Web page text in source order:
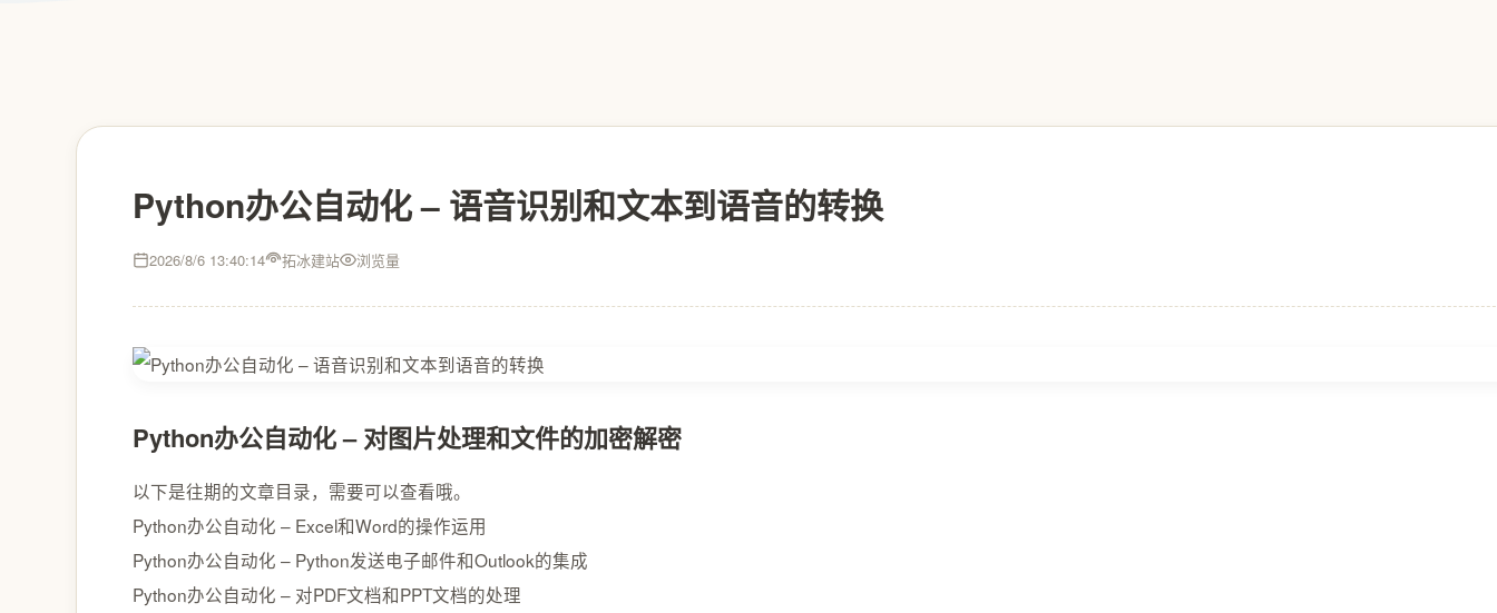
Python办公自动化 – 语音识别和文本到语音的转换
2026/8/6 13:40:14 拓冰建站 浏览量
Python办公自动化 – 对图片处理和文件的加密解密
以下是往期的文章目录，需要可以查看哦。
Python办公自动化 – Excel和Word的操作运用
Python办公自动化 – Python发送电子邮件和Outlook的集成
Python办公自动化 – 对PDF文档和PPT文档的处理